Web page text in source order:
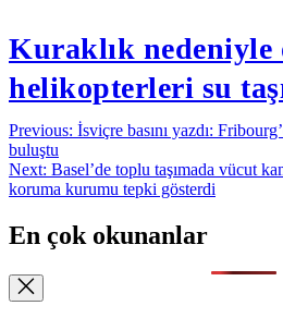
Kuraklık nedeniyle
helikopterleri su
Yazı
gezinmesi
Previous: İsviçre basını yazdı:
buluştu
Next: Basel’de toplu taşımada vücut
koruma kurumu tepki gösterdi
En çok okunanlar